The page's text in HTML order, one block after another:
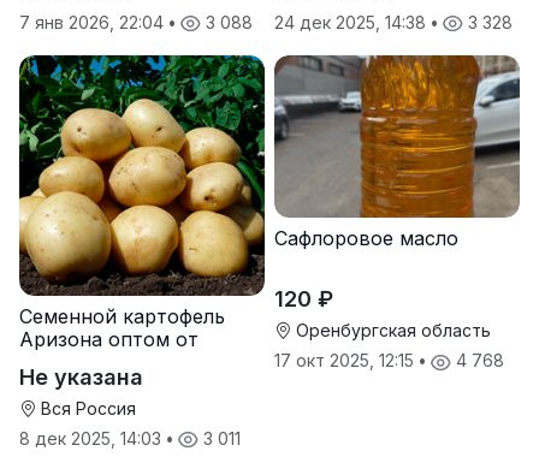
7 янв 2026, 22:04 • 3 088
24 дек 2025, 14:38 • 3 328
Семенной картофель
Аризона оптом от
Не указана
Вся Россия
8 дек 2025, 14:03 • 3 011
Сафлоровое масло
120 ₽
Оренбургская область
17 окт 2025, 12:15 • 4 768